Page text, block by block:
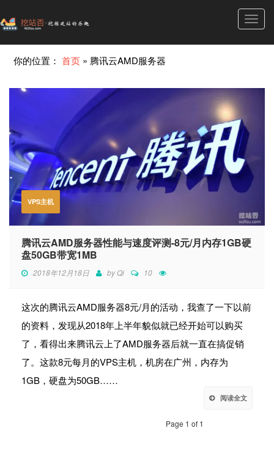
你的位置：首页 » 腾讯云AMD服务器
VPS主机
腾讯云AMD服务器性能与速度评测-8元/月内存1GB硬
盘50GB带宽1MB
2018年12月18日 byQi 10
这次的腾讯云AMD服务器8元/月的活动，我查了一下以前
的资料，发现从2018年上半年貌似就已经开始可以购买
了，看得出来腾讯云上了AMD服务器后就一直在搞促销
了。这款8元每月的VPS主机，机房在广州，内存为
1GB，硬盘为50GB……
阅读全文
Page 1 of 1